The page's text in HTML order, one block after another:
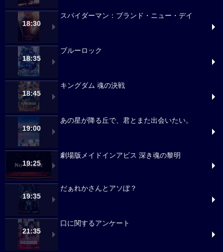
18:30
スパイダーマン：ブランド・ニュー・デイ
18:35
ブルーロック
18:45
キングダム 魂の決戦
19:00
あの星が降る丘で、君とまた出会いたい。
19:25
劇場版メイドインアビス 深き魂の黎明
19:35
だぁれかさんとアソぼ？
21:35
口に関するアンケート